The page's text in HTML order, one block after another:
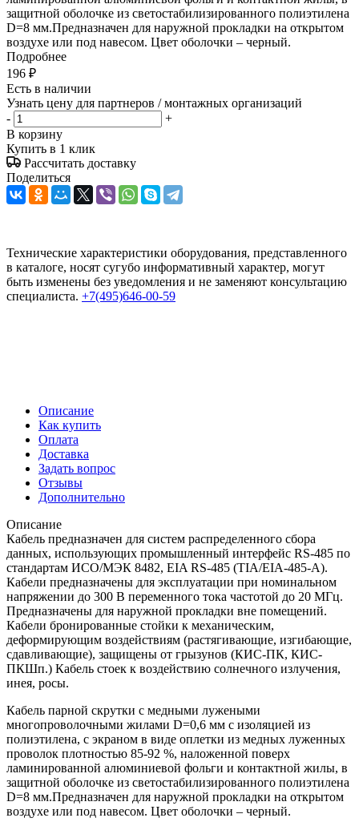
защитной оболочке из светостабилизированного полиэтилена
D=8 мм.Предназначен для наружной прокладки на открытом
воздухе или под навесом. Цвет оболочки – черный.
Подробнее
196 ₽
Есть в наличии
Узнать цену для партнеров / монтажных организаций
-
+
В корзину
Купить в 1 клик
Рассчитать доставку
Поделиться
Технические характеристики оборудования, представленного
в каталоге, носят сугубо информативный характер, могут
быть изменены без уведомления и не заменяют консультацию
специалиста. +7(495)646-00-59
Описание
Как купить
Оплата
Доставка
Задать вопрос
Отзывы
Дополнительно
Описание
Кабель предназначен для систем распределенного сбора
данных, использующих промышленный интерфейс RS-485 по
стандартам ИСО/МЭК 8482, ЕIA RS-485 (TIA/EIA-485-A).
Кабели предназначены для эксплуатации при номинальном
напряжении до 300 В переменного тока частотой до 20 МГц.
Предназначены для наружной прокладки вне помещений.
Кабели бронированные стойки к механическим,
деформирующим воздействиям (растягивающие, изгибающие,
сдавливающие), защищены от грызунов (КИС-ПК, КИС-
ПКШп.) Кабель стоек к воздействию солнечного излучения,
инея, росы.
Кабель парной скрутки с медными лужеными
многопроволочными жилами D=0,6 мм с изоляцией из
полиэтилена, с экраном в виде оплетки из медных луженных
проволок плотностью 85-92 %, наложенной поверх
ламинированной алюминиевой фольги и контактной жилы, в
защитной оболочке из светостабилизированного полиэтилена
D=8 мм.Предназначен для наружной прокладки на открытом
воздухе или под навесом. Цвет оболочки – черный.